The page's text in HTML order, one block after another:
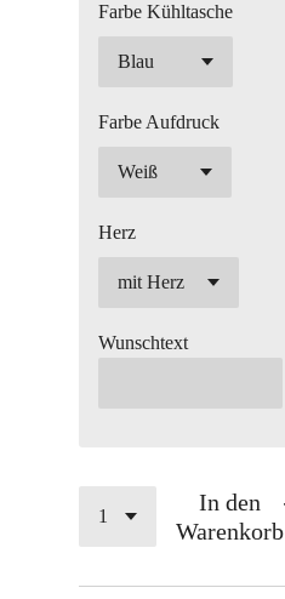
Farbe Kühltasche
Farbe Aufdruck
Herz
Wunschtext
In den
Warenkorb